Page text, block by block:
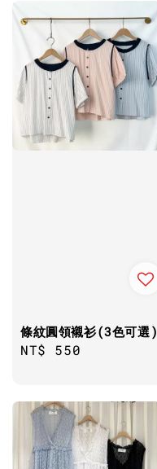
條紋圓領襯衫(3色可選)
Regular
NT$ 550